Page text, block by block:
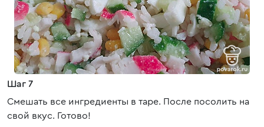
Шаг 7
Смешать все ингредиенты в таре. После посолить на
свой вкус. Готово!